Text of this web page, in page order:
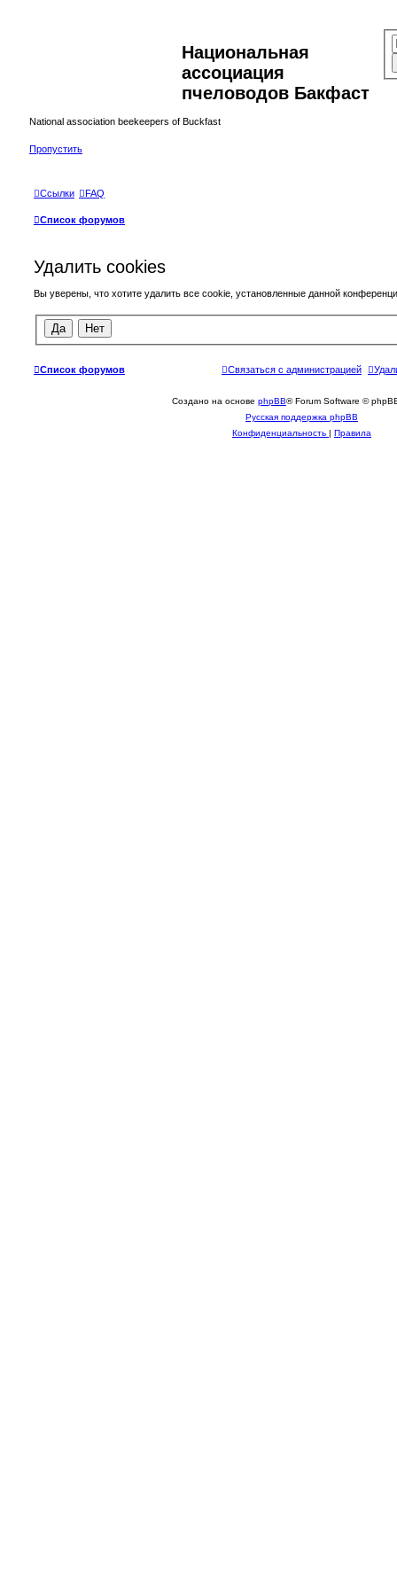
Национальная
ассоциация
пчеловодов Бакфаст
National association beekeepers of Buckfast
Пропустить
Ссылки FAQ
Список форумов
Удалить cookies
Вы уверены, что хотите удалить все cookie, установленные данной
Список форумов Связаться с администрацией
Создано на основе phpBB® Forum Software ©
Русская поддержка phpBB
Конфиденциальность | Правила